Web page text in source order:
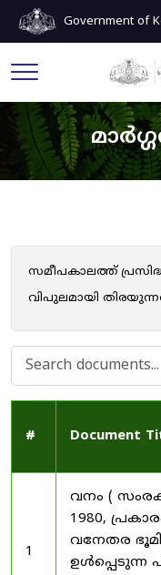
Government of
സമീപകാലത്ത്
വിപുലമായി
# Document
1
വനം (
1980,
വനേതര
ഉൾപ്പെടുന്ന